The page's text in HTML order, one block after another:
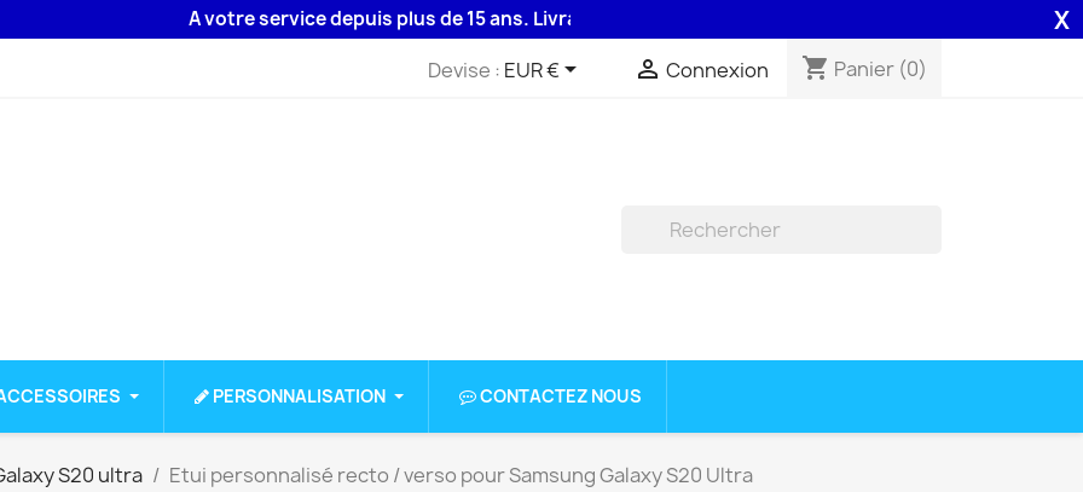
A votre service depuis plus de 15 ans. Livraison 48H assurée par la Poste . X
Devise : EUR €  Connexion shopping_cart Panier (0)
PERSONNALISATION CONTACTEZ NOUS
S20 ultra Etui personnalisé recto / verso pour Samsung Galaxy S20 Ultra